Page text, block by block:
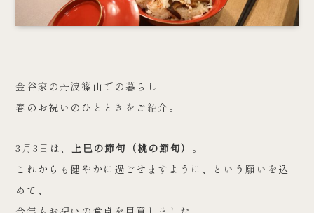
金谷家の丹波篠山での暮らし
春のお祝いのひとときをご紹介。
3月3日は、上巳の節句（桃の節句） 。
これからも健やかに過ごせますように、という願いを込
めて、